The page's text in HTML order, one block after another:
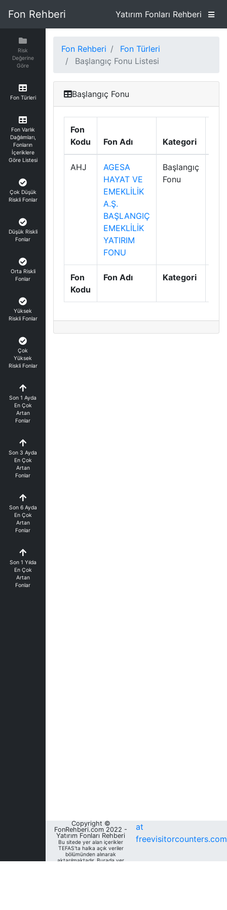
Fon Rehberi Yatırım Fonları Rehberi
Risk
Değerine
Göre
Fon Türleri
Fon Varlık
Dağılımları,
Fonların
İçeriklere
Göre Listesi
Çok Düşük
Riskli Fonlar
Düşük Riskli
Fonlar
Orta Riskli
Fonlar
Yüksek
Riskli Fonlar
Çok
Yüksek
Riskli Fonlar
Son 1 Ayda
En Çok
Artan
Fonlar
Son 3 Ayda
En Çok
Artan
Fonlar
Son 6 Ayda
En Çok
Artan
Fonlar
Son 1 Yılda
En Çok
Artan
Fonlar
Fon Rehberi
Fon Türleri
Başlangıç Fonu Listesi
Başlangıç Fonu
Fon
Kodu
Fon Adı Kategori
Fon
Kodu
Fon Adı Kategori
AHJ
AGESA
HAYAT VE
EMEKLİLİK
A.Ş.
BAŞLANGIÇ
EMEKLİLİK
YATIRIM
FONU
Başlangıç
Fonu
Copyright ©
FonRehberi.com 2022 -
Yatırım Fonları Rehberi
Bu sitede yer alan içerikler
TEFAS'ta halka açık veriler
bölümünden alınarak
aktarılmaktadır. Burada yer
at
freevisitorcounters.com